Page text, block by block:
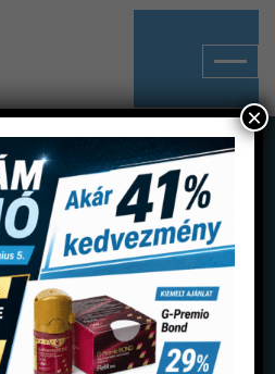
Termékek
anyagok
tálcapapírok
×